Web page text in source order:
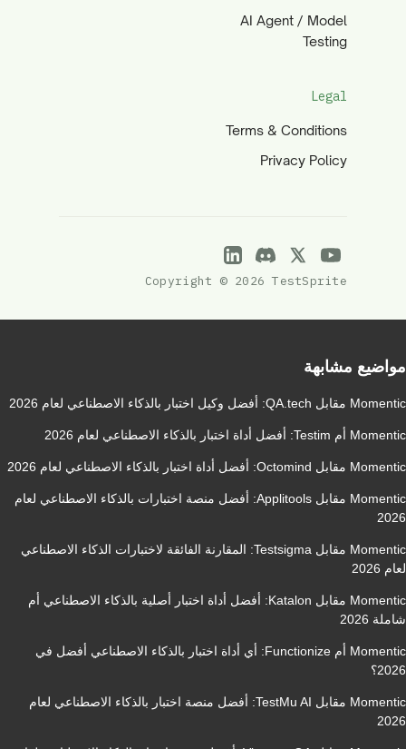
AI Agent / Model
Testing
Legal
Terms & Conditions
Privacy Policy
Copyright © 2026 TestSprite
مواضيع مشابهة
Momentic مقابل QA.tech: أفضل وكيل اختبار بالذكاء الاصطناعي لعام 2026
Momentic أم Testim: أفضل أداة اختبار بالذكاء الاصطناعي لعام 2026
Momentic مقابل Octomind: أفضل أداة اختبار بالذكاء الاصطناعي لعام 2026
Momentic مقابل Applitools: أفضل منصة اختبارات بالذكاء الاصطناعي لعام
2026
Momentic مقابل Testsigma: المقارنة الفائقة لاختبارات الذكاء الاصطناعي
لعام 2026
Momentic مقابل Katalon: أفضل أداة اختبار أصلية بالذكاء الاصطناعي أم
شاملة 2026
Momentic أم Functionize: أي أداة اختبار بالذكاء الاصطناعي أفضل في
2026؟
Momentic مقابل TestMu AI: أفضل منصة اختبار بالذكاء الاصطناعي لعام
2026